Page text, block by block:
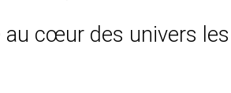
cœur des univers